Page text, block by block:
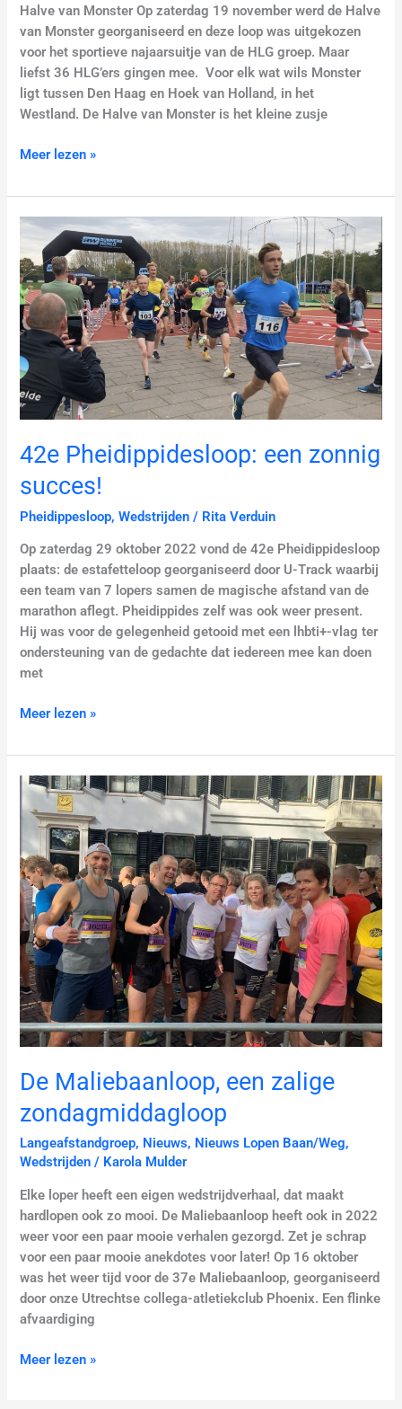
Halve van Monster Op zaterdag 19 november werd de Halve
van Monster georganiseerd en deze loop was uitgekozen
voor het sportieve najaarsuitje van de HLG groep. Maar
liefst 36 HLG’ers gingen mee. Voor elk wat wils Monster
ligt tussen Den Haag en Hoek van Holland, in het
Westland. De Halve van Monster is het kleine zusje
Meer lezen »
42e Pheidippidesloop: een zonnig
succes!
Pheidippesloop,Wedstrijden / Rita Verduin
Op zaterdag 29 oktober 2022 vond de 42e Pheidippidesloop
plaats: de estafetteloop georganiseerd door U-Track waarbij
een team van 7 lopers samen de magische afstand van de
marathon aflegt. Pheidippides zelf was ook weer present.
Hij was voor de gelegenheid getooid met een lhbti+-vlag ter
ondersteuning van de gedachte dat iedereen mee kan doen
met
42e
Pheidippidesloop:
een
zonnig
succes!
Meer lezen »
De Maliebaanloop, een zalige
zondagmiddagloop
Langeafstandgroep, Nieuws, Nieuws Lopen Baan/Weg,
Wedstrijden / Karola Mulder
Elke loper heeft een eigen wedstrijdverhaal, dat maakt
hardlopen ook zo mooi. De Maliebaanloop heeft ook in 2022
weer voor een paar mooie verhalen gezorgd. Zet je schrap
voor een paar mooie anekdotes voor later! Op 16 oktober
was het weer tijd voor de 37e Maliebaanloop, georganiseerd
door onze Utrechtse collega-atletiekclub Phoenix. Een flinke
afvaardiging
De
Maliebaanloop,
een
zalige
zondagmiddagloop
Meer lezen »